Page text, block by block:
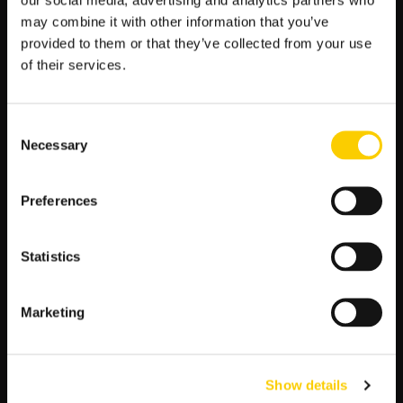
may combine it with other information that you’ve
provided to them or that they’ve collected from your use
of their services.
Selection
Necessary
Preferences
Statistics
Marketing
Show details
NHL weszła w decydującą fazę! Kto ma szansę na
zaskoczyć! Sprawdź typy bukmacherskie w …
PUCHAR
TURNIEJ
CZYTAJ WIĘCEJ